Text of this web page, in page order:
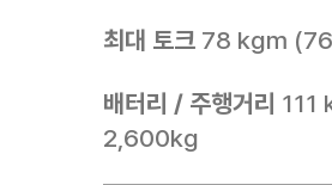
최대 토크 78 kgm
배터리 / 주행거리 111
2,600kg